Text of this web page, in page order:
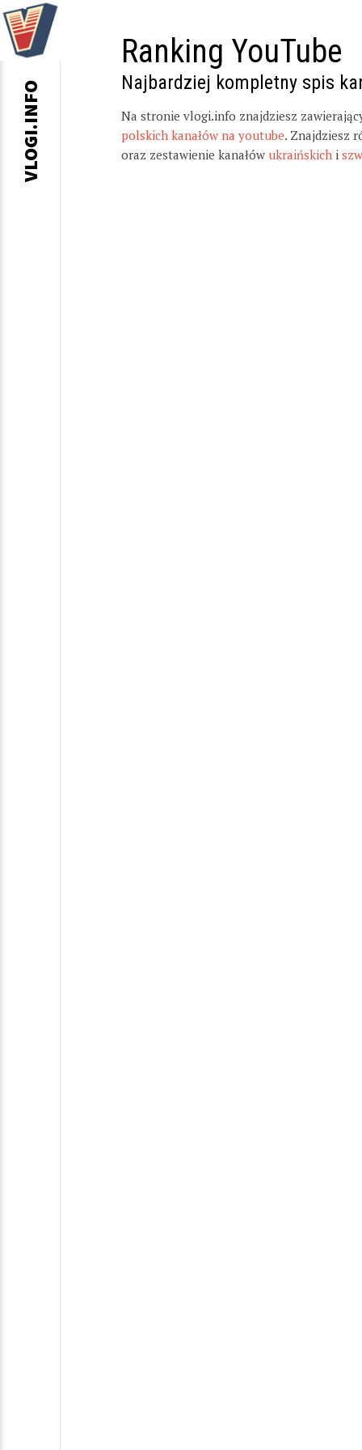
Ranking YouTube
Najbardziej kompletny spis
Na stronie vlogi.info znajdziesz
polskich kanałów na youtube. Znajdziesz
oraz zestawienie kanałów ukraińskich i
VLOGI.INFO